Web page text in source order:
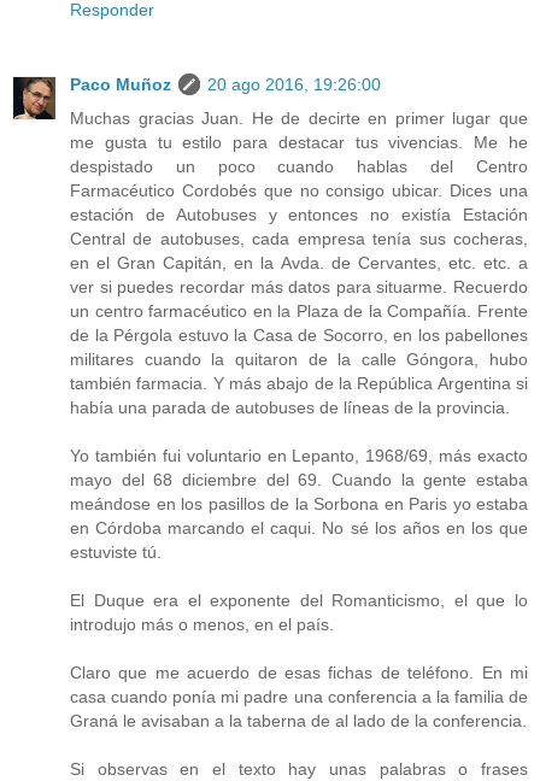
Responder
Paco Muñoz
20 ago 2016, 19:26:00
Muchas gracias Juan. He de decirte en primer lugar que
me gusta tu estilo para destacar tus vivencias. Me he
despistado un poco cuando hablas del Centro
Farmacéutico Cordobés que no consigo ubicar. Dices una
estación de Autobuses y entonces no existía Estación
Central de autobuses, cada empresa tenía sus cocheras,
en el Gran Capitán, en la Avda. de Cervantes, etc. etc. a
ver si puedes recordar más datos para situarme. Recuerdo
un centro farmacéutico en la Plaza de la Compañía. Frente
de la Pérgola estuvo la Casa de Socorro, en los pabellones
militares cuando la quitaron de la calle Góngora, hubo
también farmacia. Y más abajo de la República Argentina si
había una parada de autobuses de líneas de la provincia.
Yo también fui voluntario en Lepanto, 1968/69, más exacto
mayo del 68 diciembre del 69. Cuando la gente estaba
meándose en los pasillos de la Sorbona en Paris yo estaba
en Córdoba marcando el caqui. No sé los años en los que
estuviste tú.
El Duque era el exponente del Romanticismo, el que lo
introdujo más o menos, en el país.
Claro que me acuerdo de esas fichas de teléfono. En mi
casa cuando ponía mi padre una conferencia a la familia de
Graná le avisaban a la taberna de al lado de la conferencia.
Si observas en el texto hay unas palabras o frases